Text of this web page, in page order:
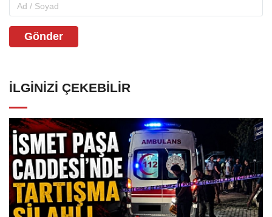
Gönder
İLGINIZI ÇEKEBILIR